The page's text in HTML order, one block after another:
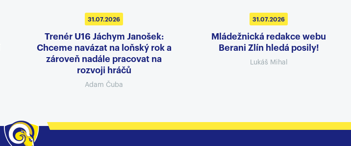
31.07.2026
Trenér U16 Jáchym Janošek:
Chceme navázat na loňský rok a
zároveň nadále pracovat na
rozvoji hráčů
Adam Čuba
31.07.2026
Mládežnická redakce webu
Berani Zlín hledá posily!
Lukáš Mihal